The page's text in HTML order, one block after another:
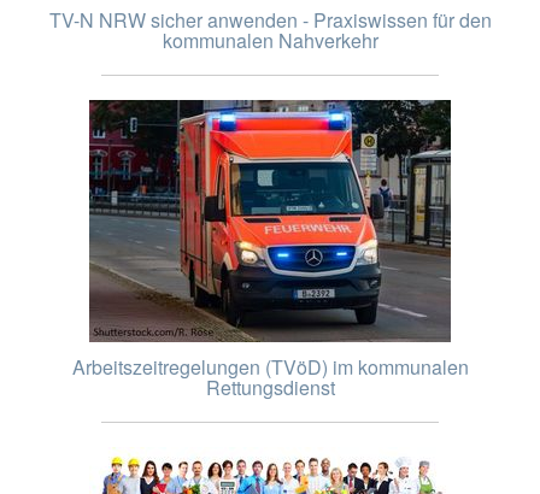
TV-N NRW sicher anwenden - Praxiswissen für den
kommunalen Nahverkehr
Arbeitszeitregelungen (TVöD) im kommunalen
Rettungsdienst